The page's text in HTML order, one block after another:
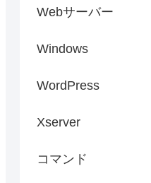
Webサーバー
Windows
WordPress
Xserver
コマンド